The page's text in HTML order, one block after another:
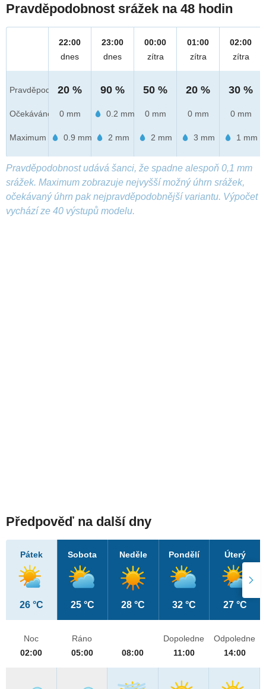
Pravděpodobnost srážek na 48 hodin
Pravděpod.
Očekáváno
Maximum
22:00
dnes
20 %
0 mm
0.9 mm
23:00
dnes
90 %
0.2 mm
2 mm
00:00
zítra
50 %
0 mm
2 mm
01:00
zítra
20 %
0 mm
3 mm
02:00
zítra
30 %
0 mm
1 mm
Pravděpodobnost udává šanci, že spadne alespoň 0,1 mm
srážek. Maximum zobrazuje nejvyšší možný úhrn srážek,
očekávaný úhrn pak nejpravděpodobnější variantu. Výpočet
vychází ze 40 výstupů modelu.
Předpověď na další dny
Pátek
26 °C
Sobota
25 °C
Neděle
28 °C
Pondělí
32 °C
Úterý
27 °C
Noc
02:00
Ráno
05:00
08:00
Dopoledne
11:00
Odpoledne
14:00